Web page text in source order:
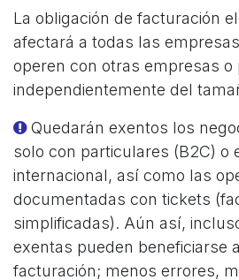
La obligación de facturación
afectará a todas las
operen con otras empresas o
independientemente del
Quedarán exentos los
solo con particulares (B2C) o
internacional, así como las
documentadas con tickets
simplificadas). Aún así,
exentas pueden beneficiarse
facturación; menos errores,